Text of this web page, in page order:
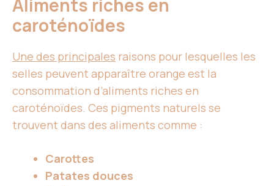
Aliments riches en
caroténoïdes
Une des principales raisons pour lesquelles les
selles peuvent apparaître orange est la
consommation d’aliments riches en
caroténoïdes. Ces pigments naturels se
trouvent dans des aliments comme :
Carottes
Patates douces